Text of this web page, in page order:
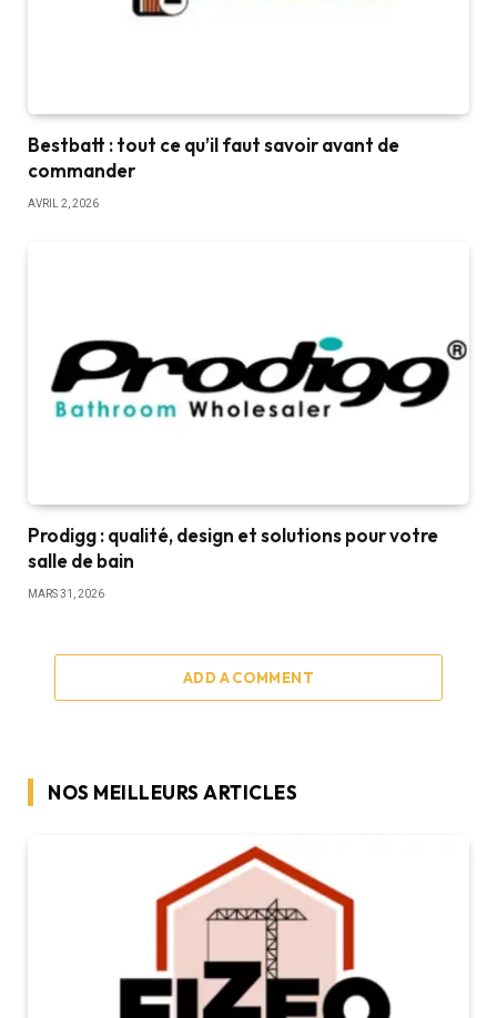
Bestbatt : tout ce qu’il faut savoir avant de
commander
AVRIL 2, 2026
Prodigg : qualité, design et solutions pour votre
salle de bain
MARS 31, 2026
ADD A COMMENT
NOS MEILLEURS ARTICLES